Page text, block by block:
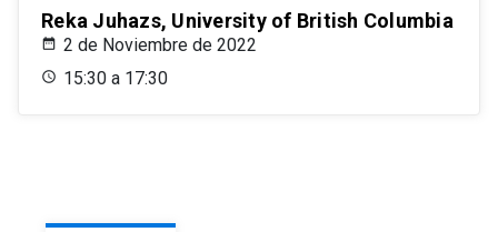
Reka Juhazs, University of British Columbia
2 de Noviembre de 2022
15:30 a 17:30